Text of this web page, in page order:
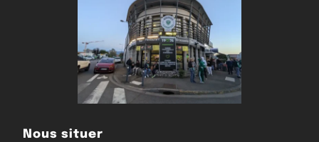
Nous situer